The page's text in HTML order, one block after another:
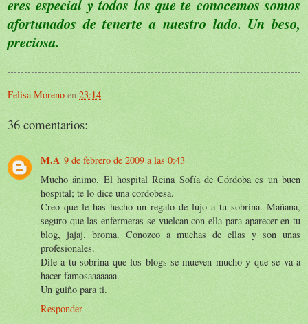
eres especial y todos los que te conocemos somos
afortunados de tenerte a nuestro lado. Un beso,
preciosa.
Felisa Moreno en 23:14
36 comentarios:
M.A 9 de febrero de 2009 a las 0:43
Mucho ánimo. El hospital Reina Sofía de Córdoba es un buen
hospital; te lo dice una cordobesa.
Creo que le has hecho un regalo de lujo a tu sobrina. Mañana,
seguro que las enfermeras se vuelcan con ella para aparecer en tu
blog, jajaj. broma. Conozco a muchas de ellas y son unas
profesionales.
Dile a tu sobrina que los blogs se mueven mucho y que se va a
hacer famosaaaaaaa.
Un guiño para ti.
Responder